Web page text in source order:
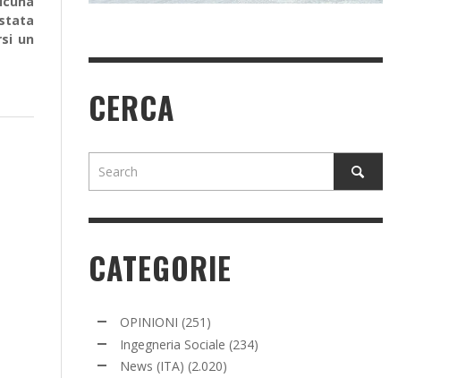
un
CERCA
CATEGORIE
OPINIONI (251)
Ingegneria Sociale (234)
News (ITA) (2.020)